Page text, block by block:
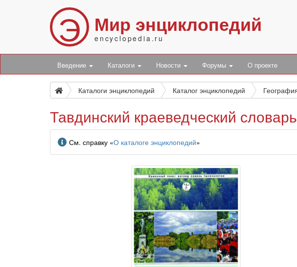
Э Мир энциклопедий
encyclopedia.ru
Введение Каталоги Новости Форумы О проекте
Каталоги энциклопедий Каталог энциклопедий
Тавдинский краеведческий словарь
Информация
См. справку «О каталоге энциклопедий»